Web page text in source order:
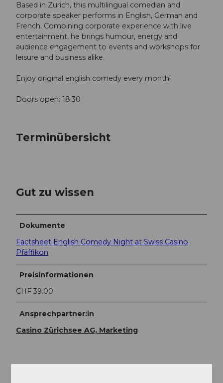
Based in Zurich, this multilingual comedian and
corporate speaker performs in English, German and
French. Combining corporate experience with live
entertainment, he brings humour, energy and
audience engagement to events and workshops for
leisure and business alike.
Enjoy original english comedy every month!
Doors open: 18.30
Terminübersicht
Gut zu wissen
Dokumente
Factsheet English Comedy Night at Swiss Casino
Pfäffikon
Preisinformationen
CHF 39.00
Ansprechpartner:in
Casino Zürichsee AG, Marketing